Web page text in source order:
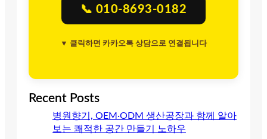
📞 010-8693-0182
▼ 클릭하면 카카오톡 상담으로 연결됩니다
Recent Posts
병원향기, OEM·ODM 생산공장과 함께 알아
보는 쾌적한 공간 만들기 노하우